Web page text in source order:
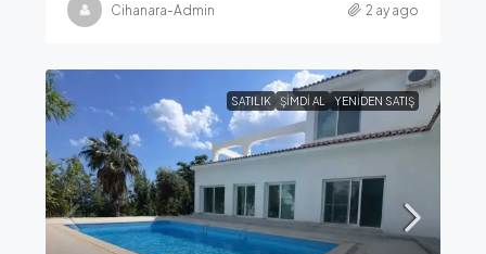
Cihanara-Admin 2 ay ago
SATILIK ŞIMDI AL YENIDEN SATIŞ